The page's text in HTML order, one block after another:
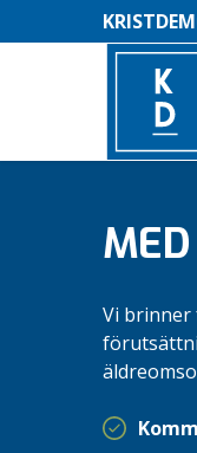
Vi brinner